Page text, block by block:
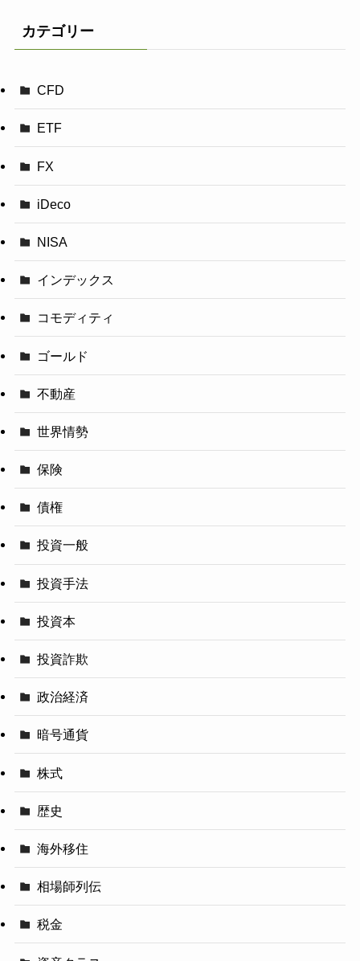
カテゴリー
CFD
ETF
FX
iDeco
NISA
インデックス
コモディティ
ゴールド
不動産
世界情勢
保険
債権
投資一般
投資手法
投資本
投資詐欺
政治経済
暗号通貨
株式
歴史
海外移住
相場師列伝
税金